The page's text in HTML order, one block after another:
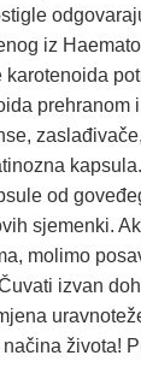
iz
od
sjemenki.
molimo
izvan
života!